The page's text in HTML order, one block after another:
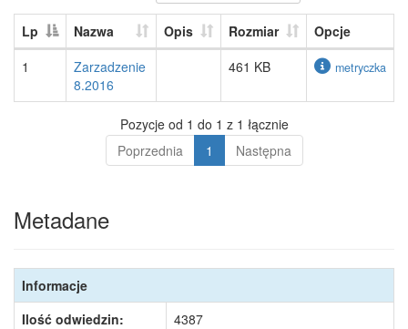
Lp Nazwa Opis Rozmiar
Opcje
1
Zarzadzenie
8.2016
461 KB metryczka
Pozycje od 1 do 1 z 1 łącznie
Poprzednia
1 Następna
Metadane
Informacje
Ilość odwiedzin:
4387